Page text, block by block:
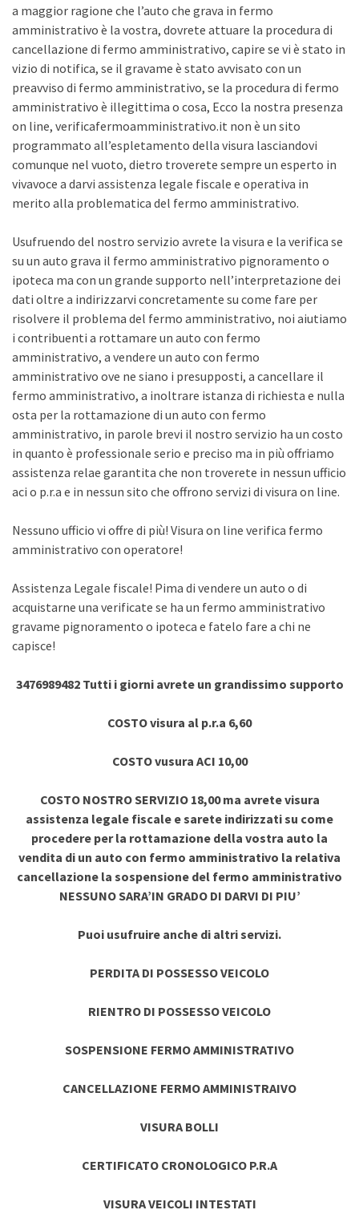
a maggior ragione che l’auto che grava in fermo
amministrativo è la vostra, dovrete attuare la procedura di
cancellazione di fermo amministrativo, capire se vi è stato in
vizio di notifica, se il gravame è stato avvisato con un
preavviso di fermo amministrativo, se la procedura di fermo
amministrativo è illegittima o cosa, Ecco la nostra presenza
on line, verificafermoamministrativo.it non è un sito
programmato all’espletamento della visura lasciandovi
comunque nel vuoto, dietro troverete sempre un esperto in
vivavoce a darvi assistenza legale fiscale e operativa in
merito alla problematica del fermo amministrativo.
Usufruendo del nostro servizio avrete la visura e la verifica se
su un auto grava il fermo amministrativo pignoramento o
ipoteca ma con un grande supporto nell’interpretazione dei
dati oltre a indirizzarvi concretamente su come fare per
risolvere il problema del fermo amministrativo, noi aiutiamo
i contribuenti a rottamare un auto con fermo
amministrativo, a vendere un auto con fermo
amministrativo ove ne siano i presupposti, a cancellare il
fermo amministrativo, a inoltrare istanza di richiesta e nulla
osta per la rottamazione di un auto con fermo
amministrativo, in parole brevi il nostro servizio ha un costo
in quanto è professionale serio e preciso ma in più offriamo
assistenza relae garantita che non troverete in nessun ufficio
aci o p.r.a e in nessun sito che offrono servizi di visura on line.
Nessuno ufficio vi offre di più! Visura on line verifica fermo
amministrativo con operatore!
Assistenza Legale fiscale! Pima di vendere un auto o di
acquistarne una verificate se ha un fermo amministrativo
gravame pignoramento o ipoteca e fatelo fare a chi ne
capisce!
3476989482 Tutti i giorni avrete un grandissimo supporto
COSTO visura al p.r.a 6,60
COSTO vusura ACI 10,00
COSTO NOSTRO SERVIZIO 18,00 ma avrete visura
assistenza legale fiscale e sarete indirizzati su come
procedere per la rottamazione della vostra auto la
vendita di un auto con fermo amministrativo la relativa
cancellazione la sospensione del fermo amministrativo
NESSUNO SARA’IN GRADO DI DARVI DI PIU’
Puoi usufruire anche di altri servizi.
PERDITA DI POSSESSO VEICOLO
RIENTRO DI POSSESSO VEICOLO
SOSPENSIONE FERMO AMMINISTRATIVO
CANCELLAZIONE FERMO AMMINISTRAIVO
VISURA BOLLI
CERTIFICATO CRONOLOGICO P.R.A
VISURA VEICOLI INTESTATI